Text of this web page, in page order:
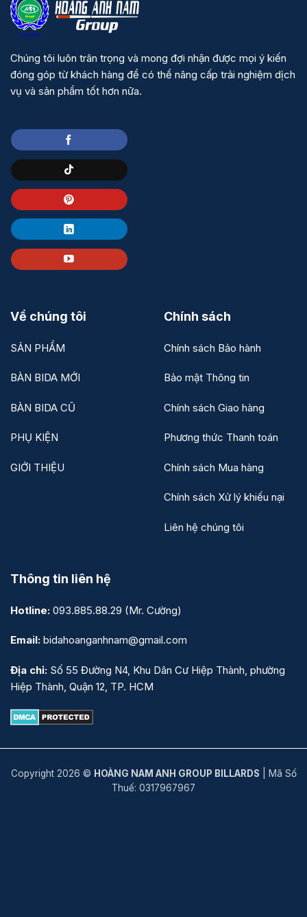
Chúng tôi luôn trân trọng và mong đợi nhận được mọi ý kiến
đóng góp từ khách hàng để có thể nâng cấp trải nghiệm dịch
vụ và sản phẩm tốt hơn nữa.
Về chúng tôi
SẢN PHẨM
BÀN BIDA MỚI
BÀN BIDA CŨ
PHỤ KIỆN
GIỚI THIỆU
Chính sách
Chính sách Bảo hành
Bảo mật Thông tin
Chính sách Giao hàng
Phương thức Thanh toán
Chính sách Mua hàng
Chính sách Xử lý khiếu nại
Liên hệ chúng tôi
Thông tin liên hệ
Hotline: 093.885.88.29 (Mr. Cường)
Email: bidahoanganhnam@gmail.com
Địa chỉ: Số 55 Đường N4, Khu Dân Cư Hiệp Thành, phường
Hiệp Thành, Quận 12, TP. HCM
Copyright 2026 © HOÀNG NAM ANH GROUP BILLARDS | Mã Số
Thuế: 0317967967